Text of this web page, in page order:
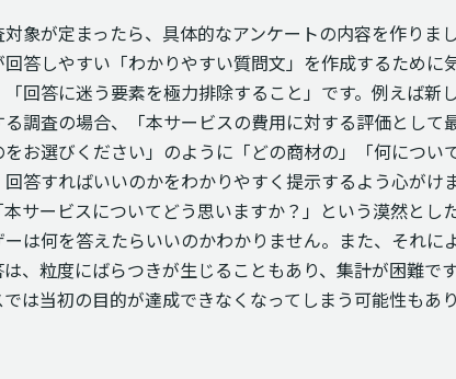
象が定まったら、具体的なアンケートの内容を作りまし
答しやすい「わかりやすい質問文」を作成するために
「回答に迷う要素を極力排除すること」です。例えば新
る調査の場合、「本サービスの費用に対する評価として
をお選びください」のように「どの商材の」「何につい
答すればいいのかをわかりやすく提示するよう心がけ
本サービスについてどう思いますか？」という漠然とし
は何を答えたらいいのかわかりません。また、それに
は、粒度にばらつきが生じることもあり、集計が困難で
は当初の目的が達成できなくなってしまう可能性もあり